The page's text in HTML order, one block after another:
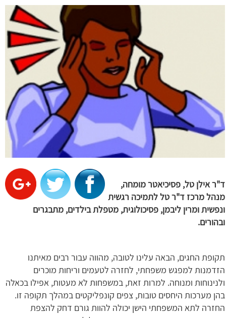
ד"ר אילן טל, פסיכיאטר מומחה,
מנהל מרכז ד"ר טל לתמיכה רגשית
ונפשית ומרין ליבמן, פסיכולוגית, מטפלת בילדים, מתבגרים
ובהורים.
תקופת החגים, הבאה עלינו לטובה, מהווה עבור רבים מאיתנו
הזדמנות למפגש משפחתי, לחזרה לטעמים וריחות מוכרים
ולנינוחות ומנוחה. למרות זאת, במשפחות לא מעטות, אפילו בכאלה
בהן מערכות היחסים טובות, צפים קונפליקטים במהלך תקופה זו.
החזרה לתא המשפחתי הישן יכולה להוות גורם דחק להצפת